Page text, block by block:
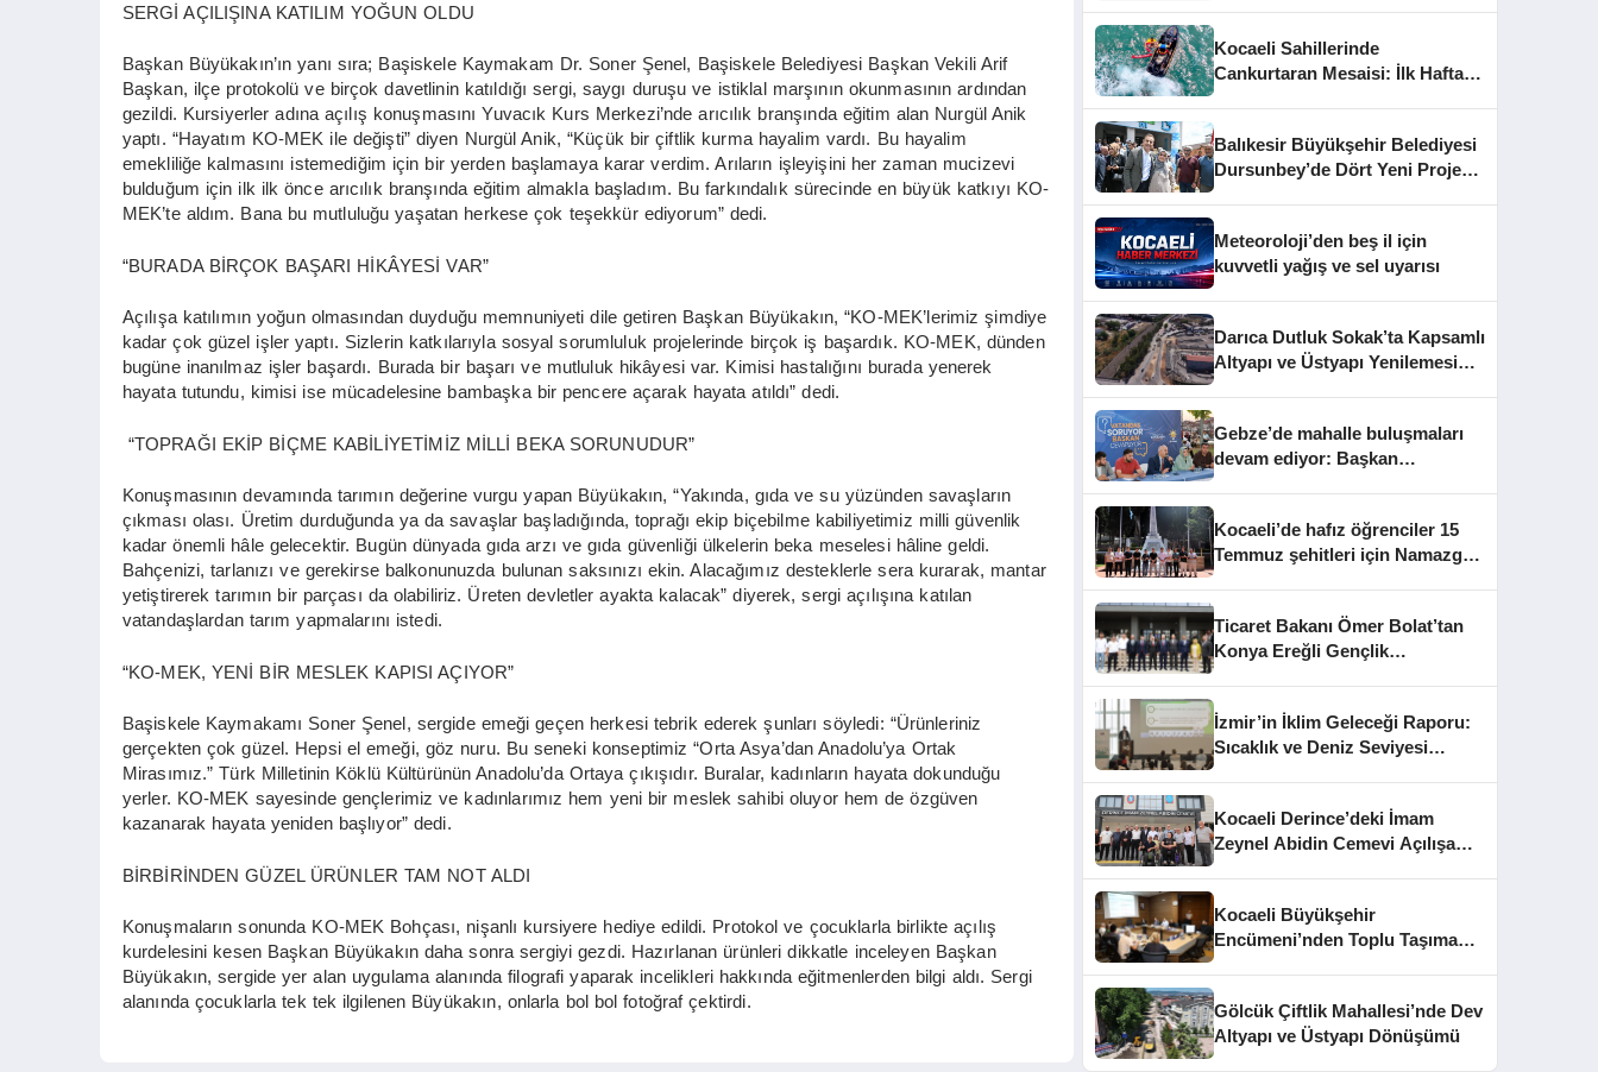
SERGİ AÇILIŞINA KATILIM YOĞUN OLDU
Başkan Büyükakın’ın yanı sıra; Başiskele Kaymakam Dr. Soner Şenel, Başiskele Belediyesi Başkan Vekili Arif
Başkan, ilçe protokolü ve birçok davetlinin katıldığı sergi, saygı duruşu ve istiklal marşının okunmasının ardından
gezildi. Kursiyerler adına açılış konuşmasını Yuvacık Kurs Merkezi’nde arıcılık branşında eğitim alan Nurgül Anik
yaptı. “Hayatım KO-MEK ile değişti” diyen Nurgül Anik, “Küçük bir çiftlik kurma hayalim vardı. Bu hayalim
emekliliğe kalmasını istemediğim için bir yerden başlamaya karar verdim. Arıların işleyişini her zaman mucizevi
bulduğum için ilk ilk önce arıcılık branşında eğitim almakla başladım. Bu farkındalık sürecinde en büyük katkıyı KO-
MEK’te aldım. Bana bu mutluluğu yaşatan herkese çok teşekkür ediyorum” dedi.
“BURADA BİRÇOK BAŞARI HİKÂYESİ VAR”
Açılışa katılımın yoğun olmasından duyduğu memnuniyeti dile getiren Başkan Büyükakın, “KO-MEK’lerimiz şimdiye
kadar çok güzel işler yaptı. Sizlerin katkılarıyla sosyal sorumluluk projelerinde birçok iş başardık. KO-MEK, dünden
bugüne inanılmaz işler başardı. Burada bir başarı ve mutluluk hikâyesi var. Kimisi hastalığını burada yenerek
hayata tutundu, kimisi ise mücadelesine bambaşka bir pencere açarak hayata atıldı” dedi.
“TOPRAĞI EKİP BİÇME KABİLİYETİMİZ MİLLİ BEKA SORUNUDUR”
Konuşmasının devamında tarımın değerine vurgu yapan Büyükakın, “Yakında, gıda ve su yüzünden savaşların
çıkması olası. Üretim durduğunda ya da savaşlar başladığında, toprağı ekip biçebilme kabiliyetimiz milli güvenlik
kadar önemli hâle gelecektir. Bugün dünyada gıda arzı ve gıda güvenliği ülkelerin beka meselesi hâline geldi.
Bahçenizi, tarlanızı ve gerekirse balkonunuzda bulunan saksınızı ekin. Alacağımız desteklerle sera kurarak, mantar
yetiştirerek tarımın bir parçası da olabiliriz. Üreten devletler ayakta kalacak” diyerek, sergi açılışına katılan
vatandaşlardan tarım yapmalarını istedi.
“KO-MEK, YENİ BİR MESLEK KAPISI AÇIYOR”
Başiskele Kaymakamı Soner Şenel, sergide emeği geçen herkesi tebrik ederek şunları söyledi: “Ürünleriniz
gerçekten çok güzel. Hepsi el emeği, göz nuru. Bu seneki konseptimiz “Orta Asya’dan Anadolu’ya Ortak
Mirasımız.” Türk Milletinin Köklü Kültürünün Anadolu’da Ortaya çıkışıdır. Buralar, kadınların hayata dokunduğu
yerler. KO-MEK sayesinde gençlerimiz ve kadınlarımız hem yeni bir meslek sahibi oluyor hem de özgüven
kazanarak hayata yeniden başlıyor” dedi.
BİRBİRİNDEN GÜZEL ÜRÜNLER TAM NOT ALDI
Konuşmaların sonunda KO-MEK Bohçası, nişanlı kursiyere hediye edildi. Protokol ve çocuklarla birlikte açılış
kurdelesini kesen Başkan Büyükakın daha sonra sergiyi gezdi. Hazırlanan ürünleri dikkatle inceleyen Başkan
Büyükakın, sergide yer alan uygulama alanında filografi yaparak incelikleri hakkında eğitmenlerden bilgi aldı. Sergi
alanında çocuklarla tek tek ilgilenen Büyükakın, onlarla bol bol fotoğraf çektirdi.
Kocaeli Sahillerinde
Cankurtaran Mesaisi: İlk Haftada
Balıkesir Büyükşehir Belediyesi
Dursunbey’de Dört Yeni Projeyi
Meteoroloji’den beş il için
kuvvetli yağış ve sel uyarısı
Darıca Dutluk Sokak’ta Kapsamlı
Altyapı ve Üstyapı Yenilemesi
Gebze’de mahalle buluşmaları
devam ediyor: Başkan
Kocaeli’de hafız öğrenciler 15
Temmuz şehitleri için Namazgâh
Ticaret Bakanı Ömer Bolat’tan
Konya Ereğli Gençlik
İzmir’in İklim Geleceği Raporu:
Sıcaklık ve Deniz Seviyesi
Kocaeli Derince’deki İmam
Zeynel Abidin Cemevi Açılışa
Kocaeli Büyükşehir
Encümeni’nden Toplu Taşıma
Gölcük Çiftlik Mahallesi’nde Dev
Altyapı ve Üstyapı Dönüşümü